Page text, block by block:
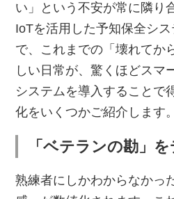
い」という不安が常に隣り
IoTを活用した予知保全シ
で、これまでの「壊れてか
しい日常が、驚くほどスマ
システムを導入することで
化をいくつかご紹介します。
「ベテランの勘」
熟練者にしかわからなかっ